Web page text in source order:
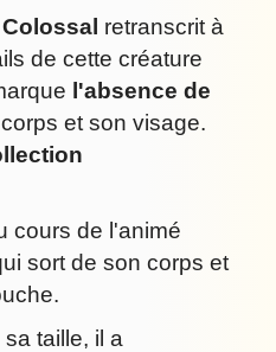
retranscrit à
de cette créature
l'absence de
et son visage.
cours de l'animé
sort de son corps et
taille, il a